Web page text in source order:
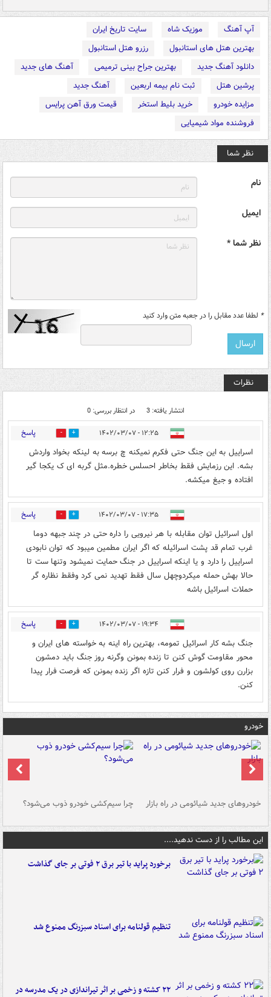
آپ آهنگ موزیک شاه
سایت تاریخ ایران
بهترین هتل های استانبول
رزرو هتل استانبول
دانلود آهنگ جدید
بهترین جراح بینی ترمیمی
آهنگ های جدید
پرشین هتل
ثبت نام بیمه اربعین
آهنگ جدید
مزایده خودرو
خرید بلیط استخر
قیمت ورق آهن پرایس
فروشنده مواد شیمیایی
نظر شما
نام
ایمیل
نظر شما *
* لطفا عدد مقابل را در جعبه متن وارد کنید
نظرات
انتشار یافته: 3 در انتظار بررسی: 0
۱۲:۲۵ - ۱۴۰۲/۰۳/۰۷ 0 پاسخ
اسراییل به این جنگ حتی فکرم نمیکنه چ برسه به لینکه بخواد واردش
بشه. این رزمایش فقط بخاطر احسلس خطره.مثل گربه ای ک یکجا گیر
افتاده و جیغ میکشه.
۱۷:۳۵ - ۱۴۰۲/۰۳/۰۷ 0 پاسخ
اول اسرائیل توان مقابله با هر نیرویی را داره حتی در چند جبهه دوما
غرب تمام قد پشت اسرائیله که اگر ایران مطمین میبود که توان نابودی
اسراییل را دارد و یا اینکه اسراییل در جنگ حمایت نمیشود وتنها ست تا
حالا بهش حمله میکردوچهل سال فقط تهدید نمی کرد وفقط نظاره گر
حملات اسرائیل باشه
۱۹:۳۴ - ۱۴۰۲/۰۳/۰۷ 0 پاسخ
جنگ بشه کار اسرائیل تمومه، بهترین راه اینه به خواسته های ایران و
محور مقاومت گوش کنن تا زنده بمونن وگرنه روز جنگ باید دمشون
بزارن روی کولشون و فرار کنن تازه اگر زنده بمونن که فرصت فرار پیدا
کنن.
خودرو
خودروهای جدید شیائومی در راه بازار چرا سیم‌کشی خودرو ذوب می‌شود؟
این مطالب را از دست ندهید....
برخورد پراید با تیر برق ۲ فوتی بر جای گذاشت
تنظیم قولنامه برای اسناد سبزرنگ ممنوع شد
۲۲ کشته و زخمی بر اثر تیراندازی در یک مدرسه در